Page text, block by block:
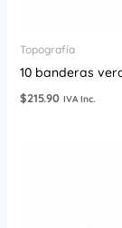
Topografía
10 banderas
$215.90 IVA Inc.